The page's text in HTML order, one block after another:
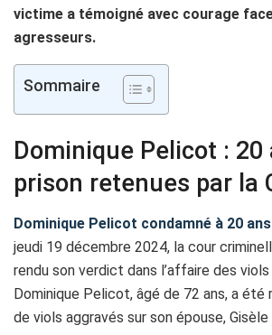
victime a témoigné avec courage
agresseurs.
Sommaire
Dominique Pelicot : 20
prison retenues par la
Dominique Pelicot condamné à 20
jeudi 19 décembre 2024, la cour
rendu son verdict dans l’affaire des viols
Dominique Pelicot, âgé de 72 ans, a été
de viols aggravés sur son épouse,